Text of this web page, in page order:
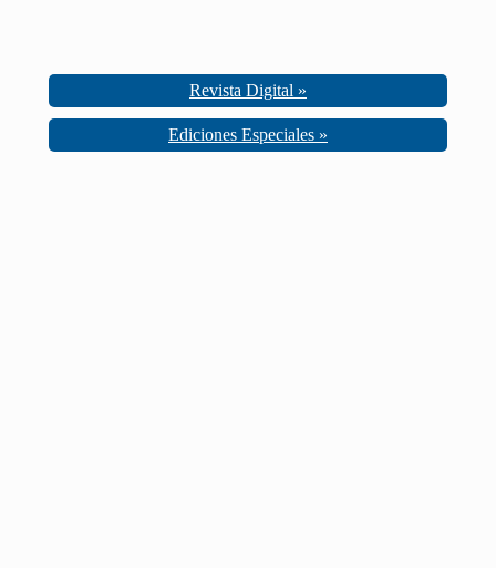
Revista Digital »
Ediciones Especiales »